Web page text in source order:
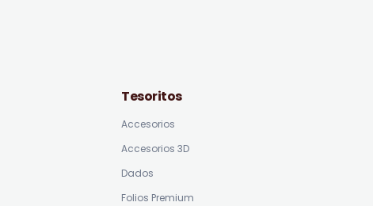
Tesoritos
Accesorios
Accesorios 3D
Dados
Folios Premium